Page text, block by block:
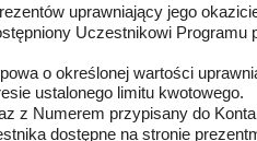
uprawniający jego
Uczestnikowi
o określonej wartości
ustalonego limitu kwotowego.
z Numerem przypisany do
dostępne na stronie